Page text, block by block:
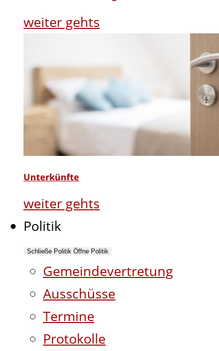
weiter gehts
Unterkünfte
weiter gehts
Politik
Schließe Politik Öffne Politik
Gemeindevertretung
Ausschüsse
Termine
Protokolle